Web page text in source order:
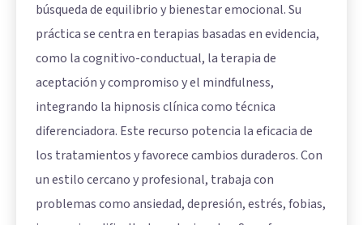
búsqueda de equilibrio y bienestar emocional. Su
práctica se centra en terapias basadas en evidencia,
como la cognitivo-conductual, la terapia de
aceptación y compromiso y el mindfulness,
integrando la hipnosis clínica como técnica
diferenciadora. Este recurso potencia la eficacia de
los tratamientos y favorece cambios duraderos. Con
un estilo cercano y profesional, trabaja con
problemas como ansiedad, depresión, estrés, fobias,